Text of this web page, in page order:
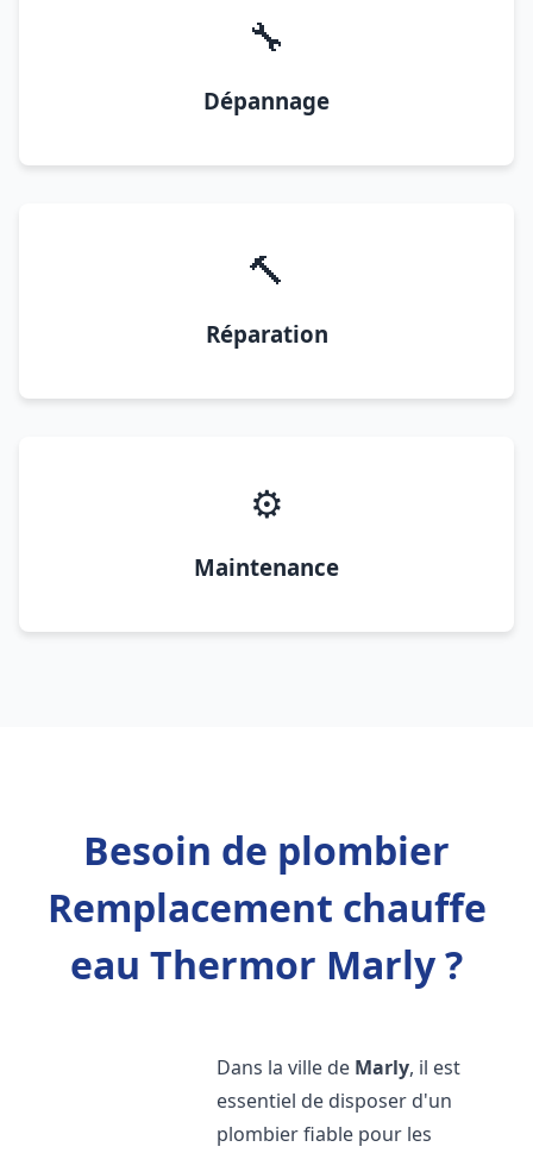
🔧
Dépannage
🔨
Réparation
⚙️
Maintenance
Besoin de plombier
Remplacement chauffe
eau Thermor Marly ?
Dans la ville de Marly, il est
essentiel de disposer d'un
plombier fiable pour les